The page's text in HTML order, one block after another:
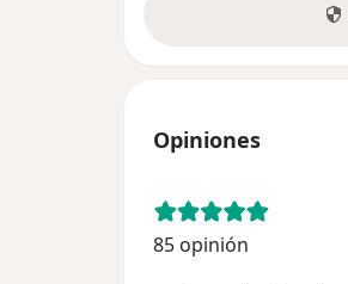
Opiniones
85 opinión